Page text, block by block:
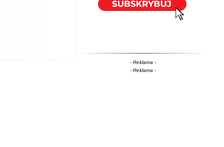
- Reklama -
- Reklama -